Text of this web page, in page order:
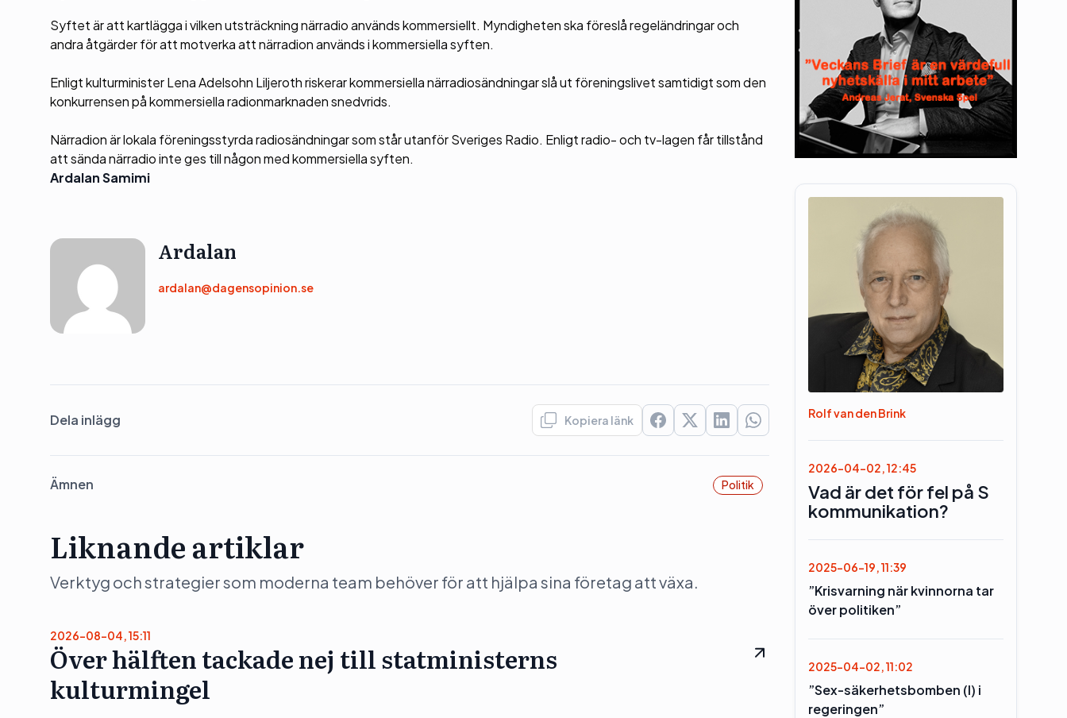
Syftet är att kartlägga i vilken utsträckning närradio används kommersiellt. Myndigheten ska föreslå regeländringar och
andra åtgärder för att motverka att närradion används i kommersiella syften.
Enligt kulturminister Lena Adelsohn Liljeroth riskerar kommersiella närradiosändningar slå ut föreningslivet samtidigt som den
konkurrensen på kommersiella radionmarknaden snedvrids.
Närradion är lokala föreningsstyrda radiosändningar som står utanför Sveriges Radio. Enligt radio- och tv-lagen får tillstånd
att sända närradio inte ges till någon med kommersiella syften.
Ardalan Samimi
Ardalan
ardalan@dagensopinion.se
Dela inlägg Kopiera länk
Ämnen Politik
Liknande artiklar
Verktyg och strategier som moderna team behöver för att hjälpa sina företag att växa.
2026-08-04, 15:11
Över hälften tackade nej till statministerns
kulturmingel
Rolf van den Brink
2026-04-02, 12:45
Vad är det för fel på S
kommunikation?
2025-06-19, 11:39
”Krisvarning när kvinnorna tar
över politiken”
2025-04-02, 11:02
”Sex-säkerhetsbomben (l) i
regeringen”